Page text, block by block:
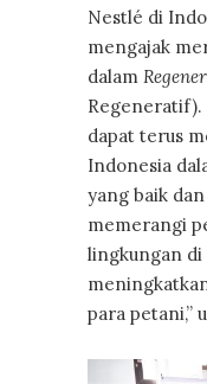
Nestlé di
mengajak
dalam
dapat terus
Indonesia
yang baik
memerangi
lingkungan di
para petani,”